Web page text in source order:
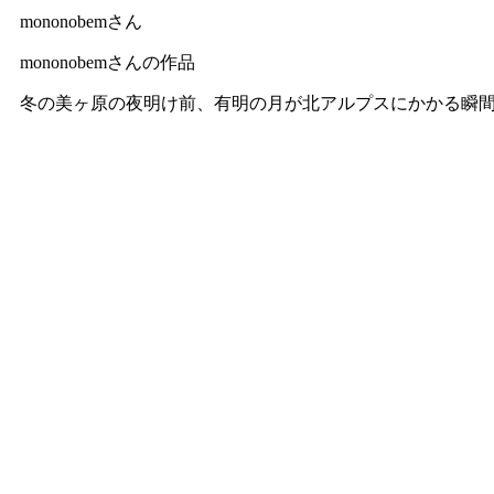
mononobemさん
mononobemさんの作品
冬の美ヶ原の夜明け前、有明の月が北アルプスにかかる瞬